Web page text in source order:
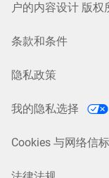
户的内容设计 版权
条款和条件
隐私政策
我的隐私选择
Cookies 与网络信